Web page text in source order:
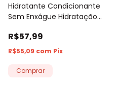
Hidratante Condicionante
Sem Enxágue Hidratação
R$57,99
R$55,09 com Pix